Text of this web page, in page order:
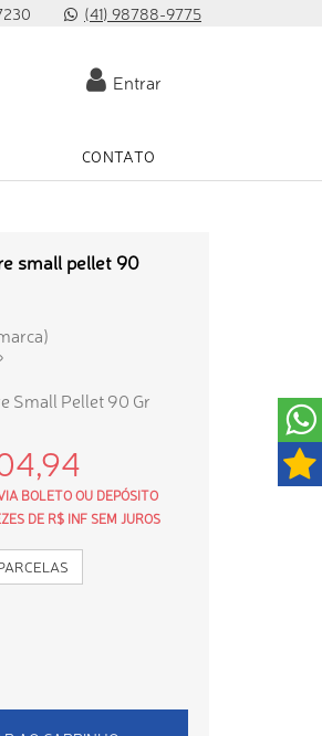
7230 (41) 98788-9775
Entrar
CONTATO
small pellet 90
Small Pellet 90 Gr
BOLETO OU DEPÓSITO
DE R$ INF SEM JUROS